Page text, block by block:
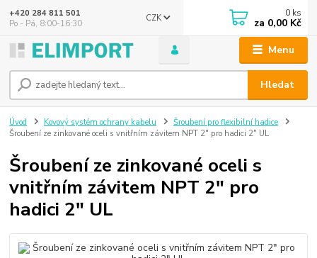
Menu
CZK
Hledat
+420 284 811 501
Po - Pá, 8:00-16:30
0 ks
za 0,00 Kč
Úvod Kovový systém ochrany kabelu
Šroubení pro flexibilní hadice
Šroubení ze zinkované oceli s vnitřním závitem NPT 2" pro hadici 2" UL
Šroubení ze zinkované oceli s
vnitřním závitem NPT 2" pro
hadici 2" UL